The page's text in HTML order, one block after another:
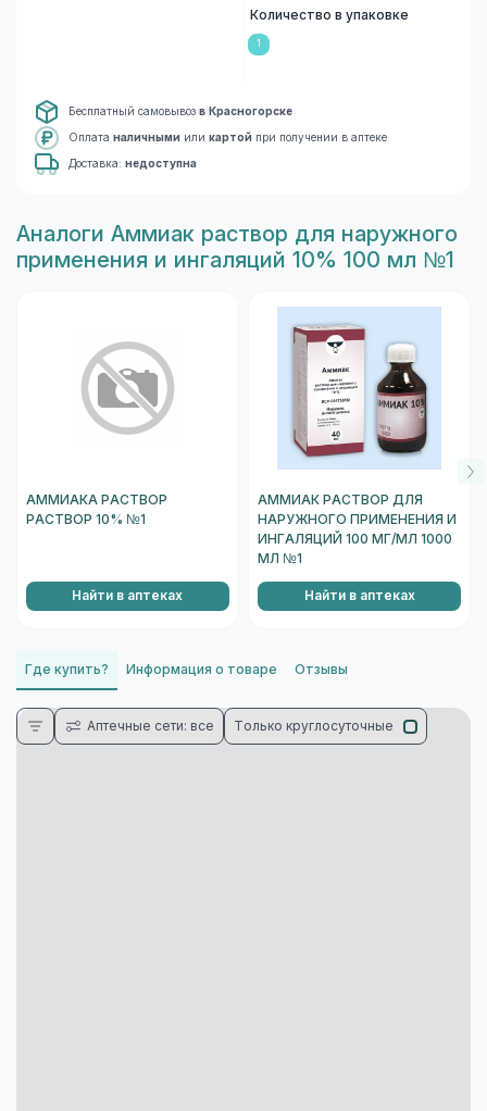
Количество в упаковке
1
Бесплатный самовывоз в Красногорске
Оплата наличными или картой при получении в аптеке
Доставка: недоступна
Aналоги Аммиак раствор для наружного
применения и ингаляций 10% 100 мл №1
АММИАКА РАСТВОР
РАСТВОР 10% №1
Найти в аптеках
АММИАК РАСТВОР ДЛЯ
НАРУЖНОГО ПРИМЕНЕНИЯ И
ИНГАЛЯЦИЙ 100 МГ/МЛ 1000
МЛ №1
Найти в аптеках
Где купить? Информация о товаре Отзывы
Аптечные сети: все Только круглосуточные